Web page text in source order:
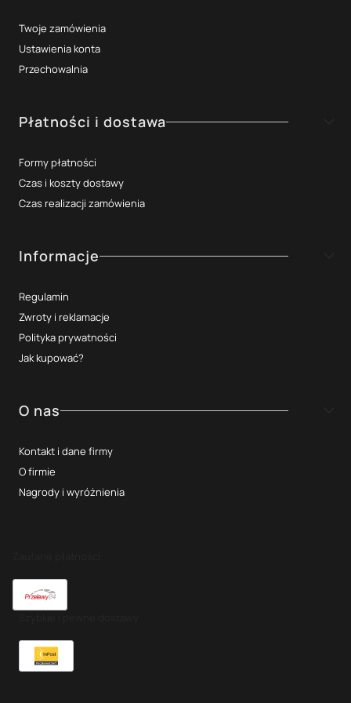
Twoje zamówienia
Ustawienia konta
Przechowalnia
Płatności i dostawa
Formy płatności
Czas i koszty dostawy
Czas realizacji zamówienia
Informacje
Regulamin
Zwroty i reklamacje
Polityka prywatności
Jak kupować?
O nas
Kontakt i dane firmy
O firmie
Nagrody i wyróżnienia